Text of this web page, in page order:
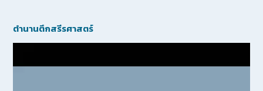
ตำนานตึกสรีรศาสตร์